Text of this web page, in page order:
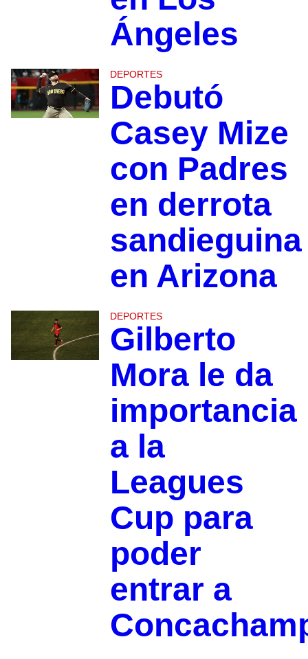
Ángeles
DEPORTES
Debutó
Casey Mize
con Padres
en derrota
sandieguina
en Arizona
DEPORTES
Gilberto
Mora le da
importancia
a la
Leagues
Cup para
poder
entrar a